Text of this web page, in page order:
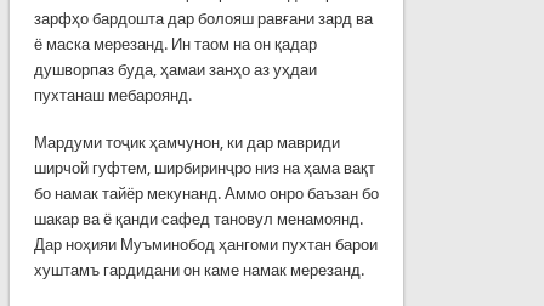
зарфҳо бардошта дар болояш равғани зард ва
ё маска мерезанд. Ин таом на он қадар
душворпаз буда, ҳамаи занҳо аз уҳдаи
пухтанаш мебароянд.
Мардуми тоҷик ҳамчунон, ки дар мавриди
ширчой гуфтем, ширбиринҷро низ на ҳама вақт
бо намак тайёр мекунанд. Аммо онро баъзан бо
шакар ва ё қанди сафед тановул менамоянд.
Дар ноҳияи Муъминобод ҳангоми пухтан барои
хуштамъ гардидани он каме намак мерезанд.